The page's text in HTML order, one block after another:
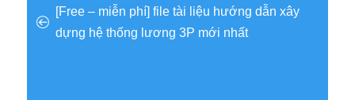
[Free – miễn phí] file tài liệu hướng dẫn xây
dựng hệ thống lương 3P mới nhất